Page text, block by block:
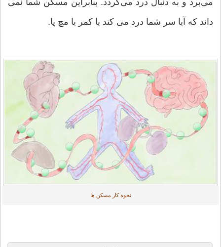
می‌برد و به دنبال درد می‌گردد. بنابراین مسکن شما نمی
داند که آیا سر شما درد می کند یا کمر یا مچ پا.
نحوه کار مسکن ها